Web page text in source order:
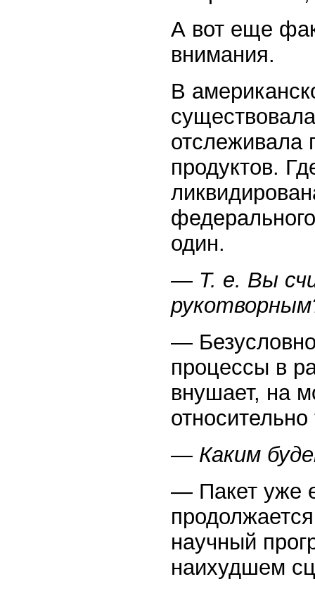
А вот еще
внимания.
В
отслеживала
продуктов.
один.
— Т. е. Вы
—
процессы в
внушает, на
— Каким
— Пакет уже
научный
наихудшем